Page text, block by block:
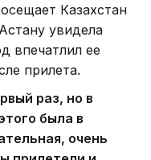
Казахстан
увидела
впечатлил ее
прилета.
раз, но в
была в
очень